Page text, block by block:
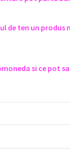
de ten un produs
si ce pot